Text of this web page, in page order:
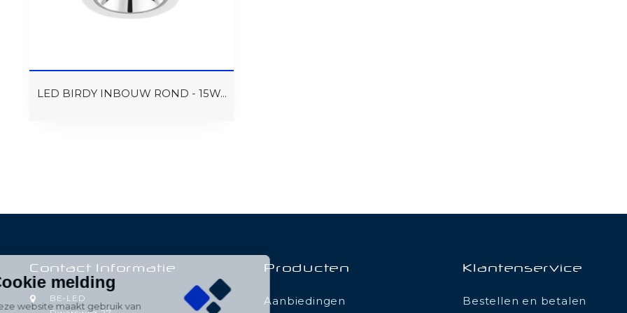
LED BIRDY INBOUW ROND - 15W...
Contact Informatie
BE-LED
Producten
Aanbiedingen
Klantenservice
Bestellen en betalen
Cookie melding
Deze website maakt gebruik van